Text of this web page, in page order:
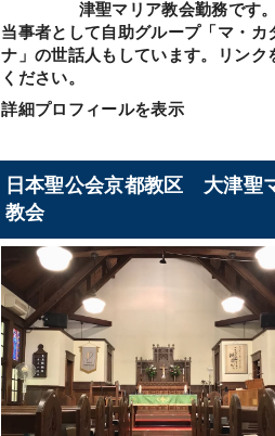
津聖マリア教会勤務です
当事者として自助グループ「マ・カ
ナ」の世話人もしています。リンク
ください。
詳細プロフィールを表示
日本聖公会京都教区 大津聖
教会